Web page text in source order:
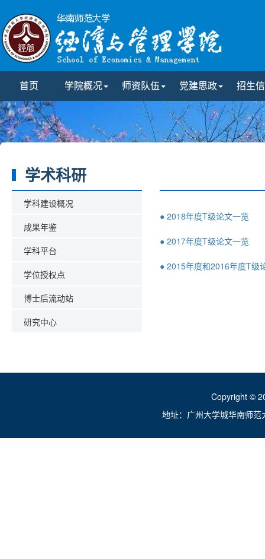
首页 学院概况 师资队伍 党建思政 招生
学术科研
学科建设概况
成果年鉴
学科平台
学位授权点
博士后流动站
研究中心
● 2018年度T级论文一览
● 2017年度T级论文一览
● 2015年度和2016年度T级
Copyright ©
地址：广州大学城华南